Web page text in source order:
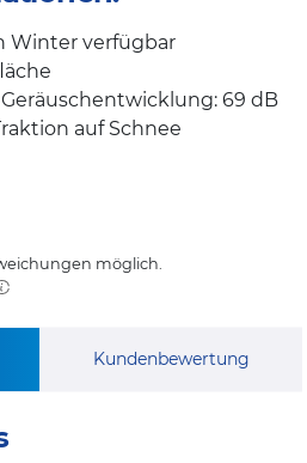
Winter verfügbar
69 dB
auf Schnee
möglich.
Kundenbewertung